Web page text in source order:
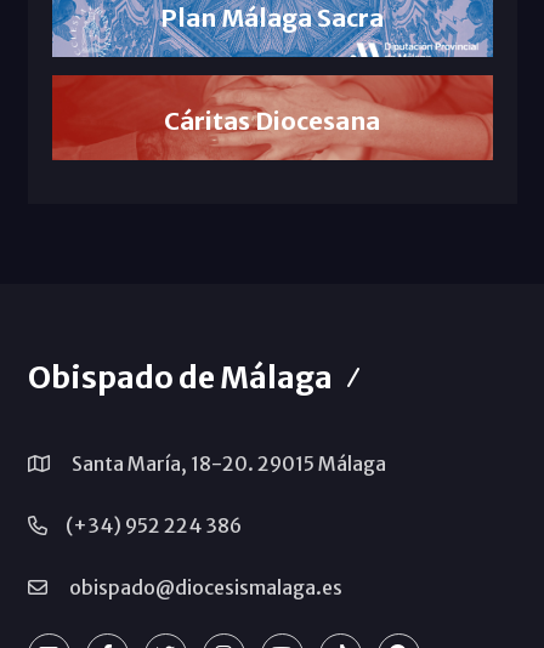
Plan Málaga Sacra
Cáritas Diocesana
Obispado de Málaga
Santa María, 18-20. 29015 Málaga
(+34) 952 224 386
obispado@diocesismalaga.es